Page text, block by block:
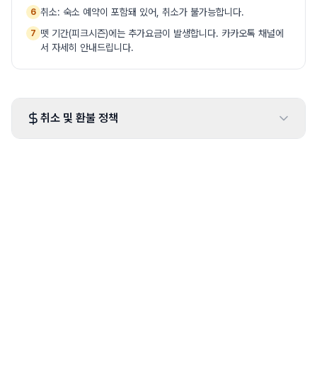
6 취소: 숙소 예약이 포함돼 있어, 취소가 불가능합니다.
7 뗏 기간(피크시즌)에는 추가요금이 발생합니다. 카카오톡 채널에
서 자세히 안내드립니다.
취소 및 환불 정책